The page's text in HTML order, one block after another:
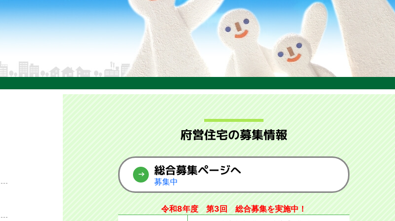
府営住宅の募集情報
総合募集ページへ
募集中
令和8年度 第3回 総合募集を実施中！